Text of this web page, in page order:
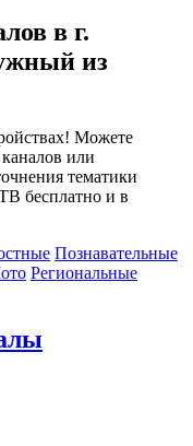
в г.
из
Можете
или
тематики
бесплатно и в
Познавательные
Региональные